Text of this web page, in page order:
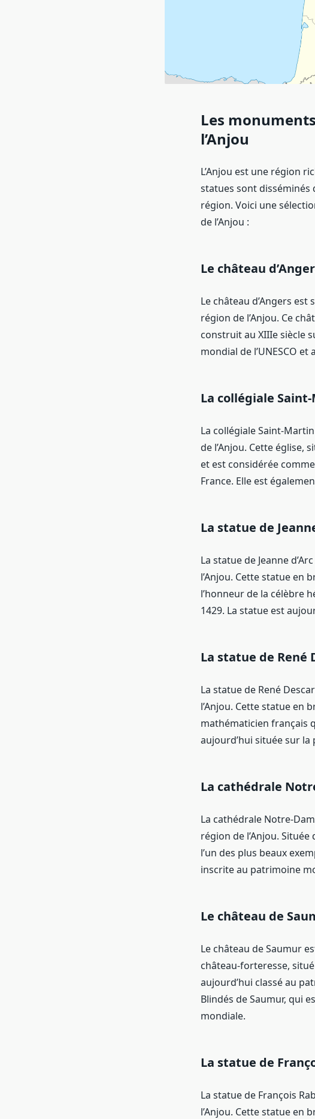
Les
l’Anjou
L’Anjou est une région
statues sont
région. Voici une
de l’Anjou :
Le château
Le château d’Angers
région de l’Anjou. Ce
construit au XIIIe siècle
mondial de l’UNESCO
La collégiale
La collégiale Saint-
de l’Anjou. Cette église,
et est considérée
France. Elle est
La statue de
La statue de Jeanne
l’Anjou. Cette statue en
l’honneur de la célèbre
1429. La statue est
La statue de René
La statue de René
l’Anjou. Cette statue en
mathématicien français
aujourd’hui située sur
La cathédrale
La cathédrale Notre-
région de l’Anjou.
l’un des plus beaux
inscrite au patrimoine
Le château de
Le château de Saumur
château-forteresse,
aujourd’hui classé au
Blindés de Saumur, qui
mondiale.
La statue de
La statue de François
l’Anjou. Cette statue en